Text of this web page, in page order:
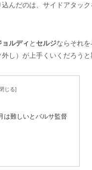
込んだのは、サイドアタッ
ョルディ と セルジならそれを
外し）が上手くいくだろうと
は難しいとバルサ監督